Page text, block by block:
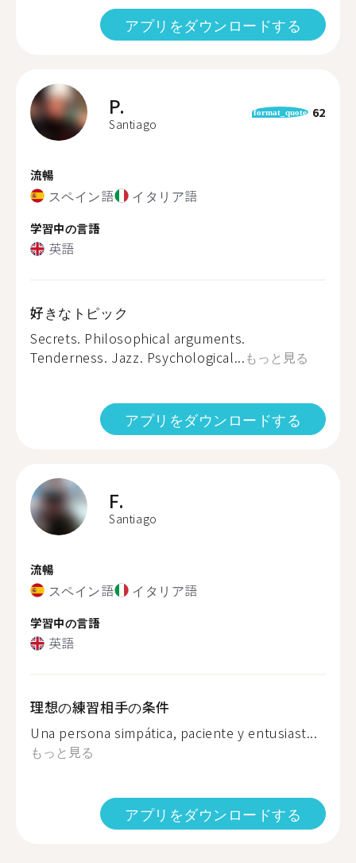
アプリをダウンロードする
P.
Santiago
format_quote 62
流暢
スペイン語 イタリア語
学習中の言語
英語
好きなトピック
Secrets. Philosophical arguments.
Tenderness. Jazz. Psychological...もっと見る
アプリをダウンロードする
F.
Santiago
流暢
スペイン語 イタリア語
学習中の言語
英語
理想の練習相手の条件
Una persona simpática, paciente y entusiast...
もっと見る
アプリをダウンロードする